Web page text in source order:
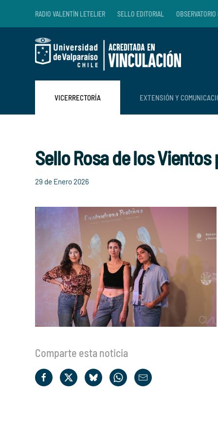
Skip to main content
RADIO VALENTÍN LETELIER SELLO EDITORIAL
VICERRECTORÍA EXTENSIÓN Y
Sello Rosa de los
29 de Enero 2026
Comparte esta noticia